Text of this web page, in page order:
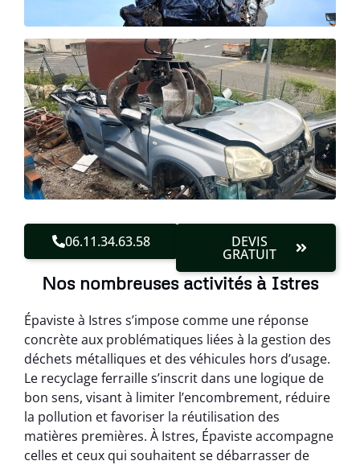
06.11.34.63.58 DEVIS
GRATUIT
Nos nombreuses activités à Istres
Épaviste à Istres s’impose comme une réponse
concrète aux problématiques liées à la gestion des
déchets métalliques et des véhicules hors d’usage.
Le recyclage ferraille s’inscrit dans une logique de
bon sens, visant à limiter l’encombrement, réduire
la pollution et favoriser la réutilisation des
matières premières. À Istres, Épaviste accompagne
celles et ceux qui souhaitent se débarrasser de